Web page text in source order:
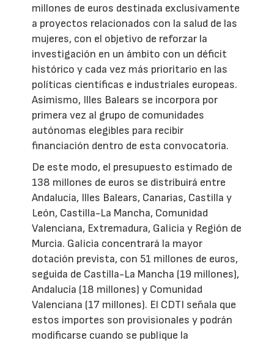
millones de euros destinada exclusivamente
a proyectos relacionados con la salud de las
mujeres, con el objetivo de reforzar la
investigación en un ámbito con un déficit
histórico y cada vez más prioritario en las
políticas científicas e industriales europeas.
Asimismo, Illes Balears se incorpora por
primera vez al grupo de comunidades
autónomas elegibles para recibir
financiación dentro de esta convocatoria.
De este modo, el presupuesto estimado de
138 millones de euros se distribuirá entre
Andalucía, Illes Balears, Canarias, Castilla y
León, Castilla-La Mancha, Comunidad
Valenciana, Extremadura, Galicia y Región de
Murcia. Galicia concentrará la mayor
dotación prevista, con 51 millones de euros,
seguida de Castilla-La Mancha (19 millones),
Andalucía (18 millones) y Comunidad
Valenciana (17 millones). El CDTI señala que
estos importes son provisionales y podrán
modificarse cuando se publique la